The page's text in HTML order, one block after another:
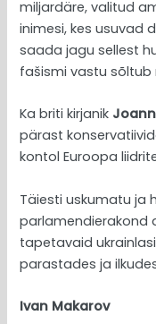
miljardäre, valitud
inimesi, kes usuvad
saada jagu sellest
fašismi vastu sõltub
Ka briti kirjanik
pärast
kontol Euroopa
Täiesti uskumatu ja
parlamendierakond
tapetavaid
parastades ja
Ivan Makarov